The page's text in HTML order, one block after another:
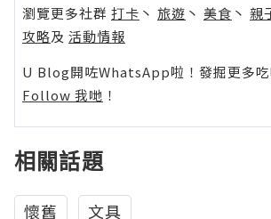
瀏覽更多社群 打卡 丶 旅遊 丶 美食 丶 親
攻略及 活動情報
U Blog開咗WhatsApp啦！發掘更多吃
Follow 我哋 ！
相關話題
懷舊 文具